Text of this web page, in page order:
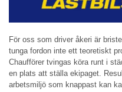
För oss som driver åkeri är
tunga fordon inte ett teoretiskt
Chaufförer tvingas köra runt i
en plats att ställa ekipaget.
arbetsmiljö som knappast kan